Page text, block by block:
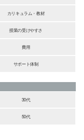
カリキュラム・教材
授業の受けやすさ
費用
サポート体制
30代
50代